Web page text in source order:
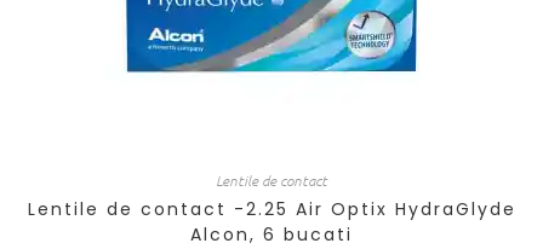
Lentile de contact
Lentile de contact -2.25 Air Optix HydraGlyde
Alcon, 6 bucati